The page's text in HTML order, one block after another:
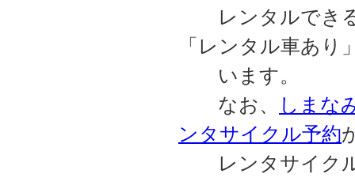
レンタルでき
「レンタル車あり
います。
なお、
しまな
ンタサイクル予約
レンタサイクル